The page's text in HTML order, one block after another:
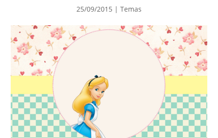
25/09/2015 | Temas